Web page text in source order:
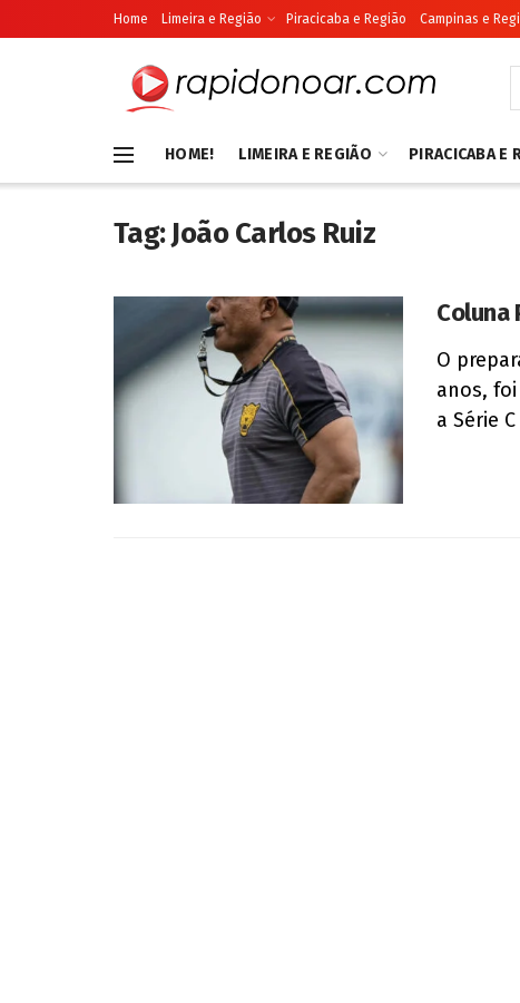
Home Limeira e Região Piracicaba e Região Campinas e
HOME! LIMEIRA E REGIÃO PIRACICABA E
Tag:João Carlos Ruiz
Coluna
O
anos,
a Série